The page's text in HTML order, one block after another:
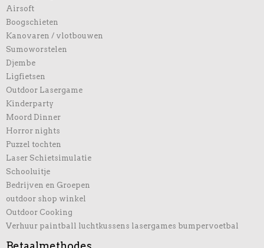
Airsoft
Boogschieten
Kanovaren / vlotbouwen
Sumoworstelen
Djembe
Ligfietsen
Outdoor Lasergame
Kinderparty
Moord Dinner
Horror nights
Puzzel tochten
Laser Schietsimulatie
Schooluitje
Bedrijven en Groepen
outdoor shop winkel
Outdoor Cooking
Verhuur paintball luchtkussens lasergames bumpervoetbal